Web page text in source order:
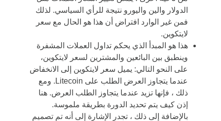
الدولار والين واليورو نتيجة للرأي السياسي. لذلك
فمن غير الوارد افتراض أن هذا هو الحال مع سعر
لايتكوين.
هذا هو المبدأ الذي يحكم تداول العملات المشفرة
وينطبق بين البائعين والمشترين لسعر لايتكوين،
على النحو التالي: يميل سعر لايتكوين إلى الانخفاض
عندما يتجاوز العرض الطلب على Litecoin. ومع
ذلك ، فإنها تزيد عندما يتجاوز الطلب العرض. هنا
إذن كيف يتم تحديد الدورة بطريقة ملموسة.
بالإضافة إلى ذلك ، تجدر الإشارة إلى أنه تم تصميم